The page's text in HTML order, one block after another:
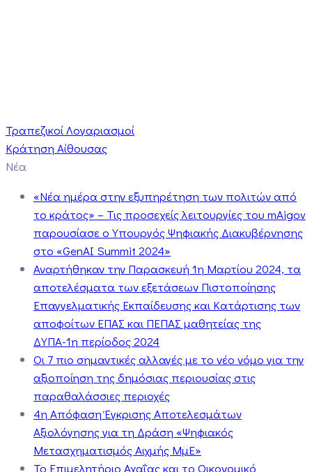
Τραπεζικοί Λογαριασμοί
Κράτηση Αίθουσας
Νέα
«Νέα ημέρα στην εξυπηρέτηση των πολιτών από
το κράτος» – Τις προσεχείς λειτουργίες του mAigov
παρουσίασε ο Υπουργός Ψηφιακής Διακυβέρνησης
στο «GenAI Summit 2024»
Αναρτήθηκαν την Παρασκευή 1η Μαρτίου 2024, τα
αποτελέσματα των εξετάσεων Πιστοποίησης
Επαγγελματικής Εκπαίδευσης και Κατάρτισης των
αποφοίτων ΕΠΑΣ και ΠΕΠΑΣ μαθητείας της
ΔΥΠΑ-1η περίοδος 2024
Οι 7 πιο σημαντικές αλλαγές με το νέο νόμο για την
αξιοποίηση της δημόσιας περιουσίας στις
παραθαλάσσιες περιοχές
4η Απόφαση Έγκρισης Αποτελεσμάτων
Αξιολόγησης για τη Δράση «Ψηφιακός
Μετασχηματισμός Αιχμής ΜμΕ»
Το Επιμελητήριο Αχαΐας και το Οικονομικό